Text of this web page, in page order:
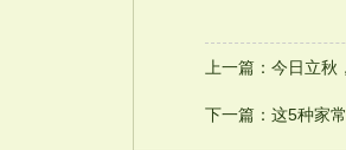
上一篇：今日立
下一篇：这5种家